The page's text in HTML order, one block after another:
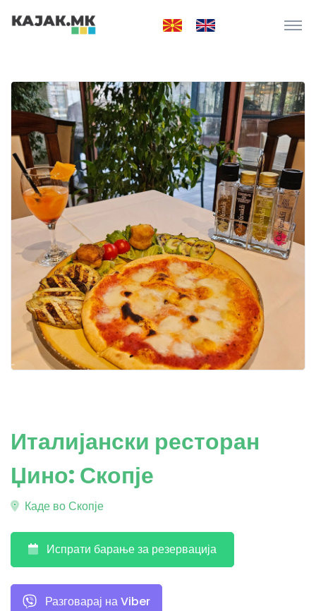
Италијански ресторан
Џино: Скопје
Каде во Скопје
Испрати барање за резервација
Разговарај на Viber